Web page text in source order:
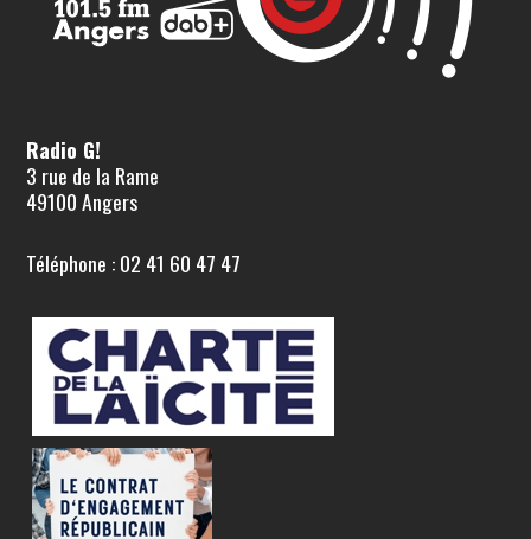
Radio G!
3 rue de la Rame
49100 Angers
Téléphone : 02 41 60 47 47